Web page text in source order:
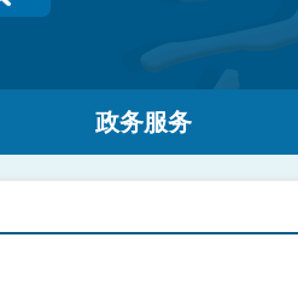
政务服务